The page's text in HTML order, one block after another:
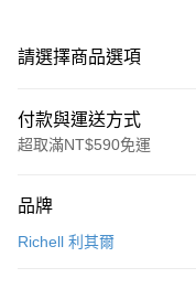
請選擇商品選項
付款與運送方式
超取滿NT$590免運
信用卡一次付款
品牌
Richell 利其爾